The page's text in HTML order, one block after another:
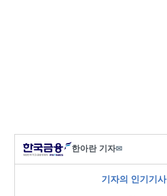
한아란 기자✉
기자의 인기기사